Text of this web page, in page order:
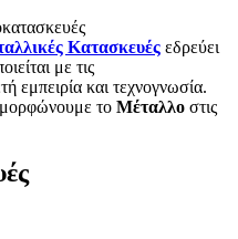
Κατασκευές εδρεύει
με τις
εμπειρία και τεχνογνωσία.
το Μέταλλο στις